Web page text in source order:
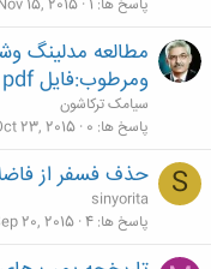
پاسخ ها 1
15, 2015
مطالعه مدلینگ
ومرطوب:فایل pdf
سیامک ترکاشون
پاسخ ها 0
23, 2015
S حذف فسفر از
sinyorita
پاسخ ها 4
20, 2015